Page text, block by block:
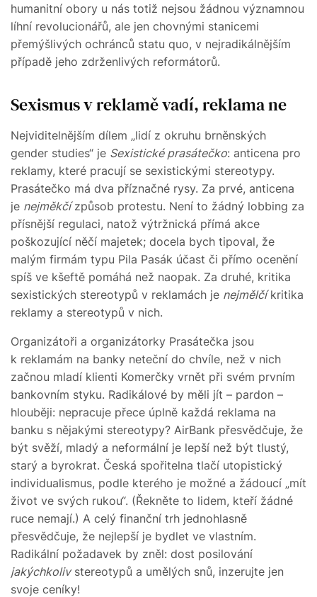
humanitní obory u nás totiž nejsou žádnou významnou
líhní revolucionářů, ale jen chovnými stanicemi
přemýšlivých ochránců statu quo, v nejradikálnějším
případě jeho zdrženlivých reformátorů.
Sexismus v reklamě vadí, reklama ne
Nejviditelnějším dílem „lidí z okruhu brněnských
gender studies“ je Sexistické prasátečko: anticena pro
reklamy, které pracují se sexistickými stereotypy.
Prasátečko má dva příznačné rysy. Za prvé, anticena
je nejměkčízpůsob protestu. Není to žádný lobbing za
přísnější regulaci, natož výtržnická přímá akce
poškozující něčí majetek; docela bych tipoval, že
malým firmám typu Pila Pasák účast či přímo ocenění
spíš ve kšeftě pomáhá než naopak. Za druhé, kritika
sexistických stereotypů v reklamách je nejmělčíkritika
reklamy a stereotypů v nich.
Organizátoři a organizátorky Prasátečka jsou
k reklamám na banky neteční do chvíle, než v nich
začnou mladí klienti Komerčky vrnět při svém prvním
bankovním styku. Radikálové by měli jít – pardon –
hlouběji: nepracuje přece úplně každá reklama na
banku s nějakými stereotypy? AirBank přesvědčuje, že
být svěží, mladý a neformální je lepší než být tlustý,
starý a byrokrat. Česká spořitelna tlačí utopistický
individualismus, podle kterého je možné a žádoucí „mít
život ve svých rukou“. (Řekněte to lidem, kteří žádné
ruce nemají.) A celý finanční trh jednohlasně
přesvědčuje, že nejlepší je bydlet ve vlastním.
Radikální požadavek by zněl: dost posilování
jakýchkolivstereotypů a umělých snů, inzerujte jen
svoje ceníky!